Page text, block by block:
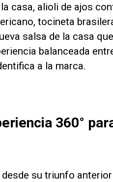
casa, alioli de ajos
tocineta
salsa de la casa
balanceada
a la marca.
360°
su triunfo